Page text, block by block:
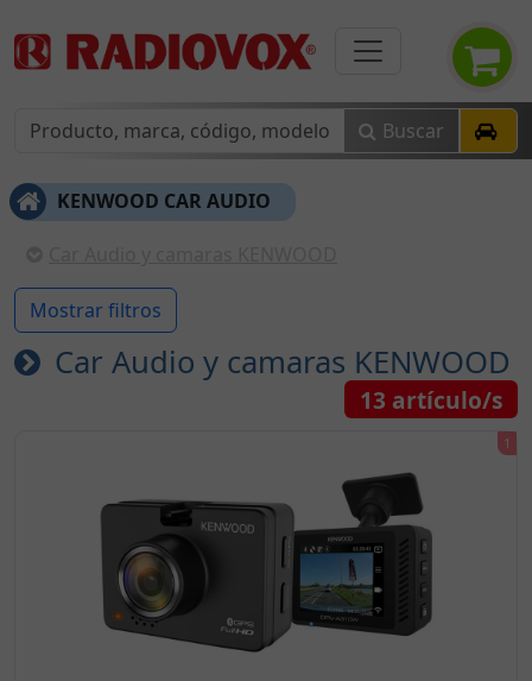
Buscar
KENWOOD CAR AUDIO
Mostrar filtros
Car Audio y camaras KENWOOD
13 artículo/s